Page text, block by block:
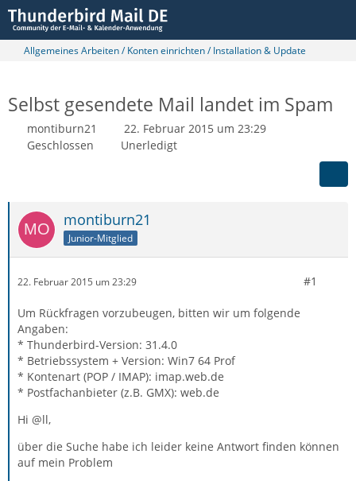
Allgemeines Arbeiten / Konten einrichten / Installation & Update
Selbst gesendete Mail landet im Spam
montiburn21
22. Februar 2015 um 23:29
Geschlossen
Unerledigt
montiburn21
Junior-Mitglied
22. Februar 2015 um 23:29 #1
Um Rückfragen vorzubeugen, bitten wir um folgende
Angaben:
* Thunderbird-Version: 31.4.0
* Betriebssystem + Version: Win7 64 Prof
* Kontenart (POP / IMAP): imap.web.de
* Postfachanbieter (z.B. GMX): web.de
Hi @ll,
über die Suche habe ich leider keine Antwort finden können
auf mein Problem